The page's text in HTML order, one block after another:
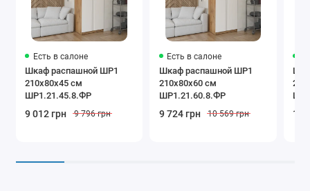
Есть в салоне
Шкаф распашной ШР1
210х80х45 см
ШР1.21.45.8.ФР
9 012 грн 9 796 грн
Есть в салоне
Шкаф распашной ШР1
210х80х60 см
ШР1.21.60.8.ФР
9 724 грн 10 569 грн 10